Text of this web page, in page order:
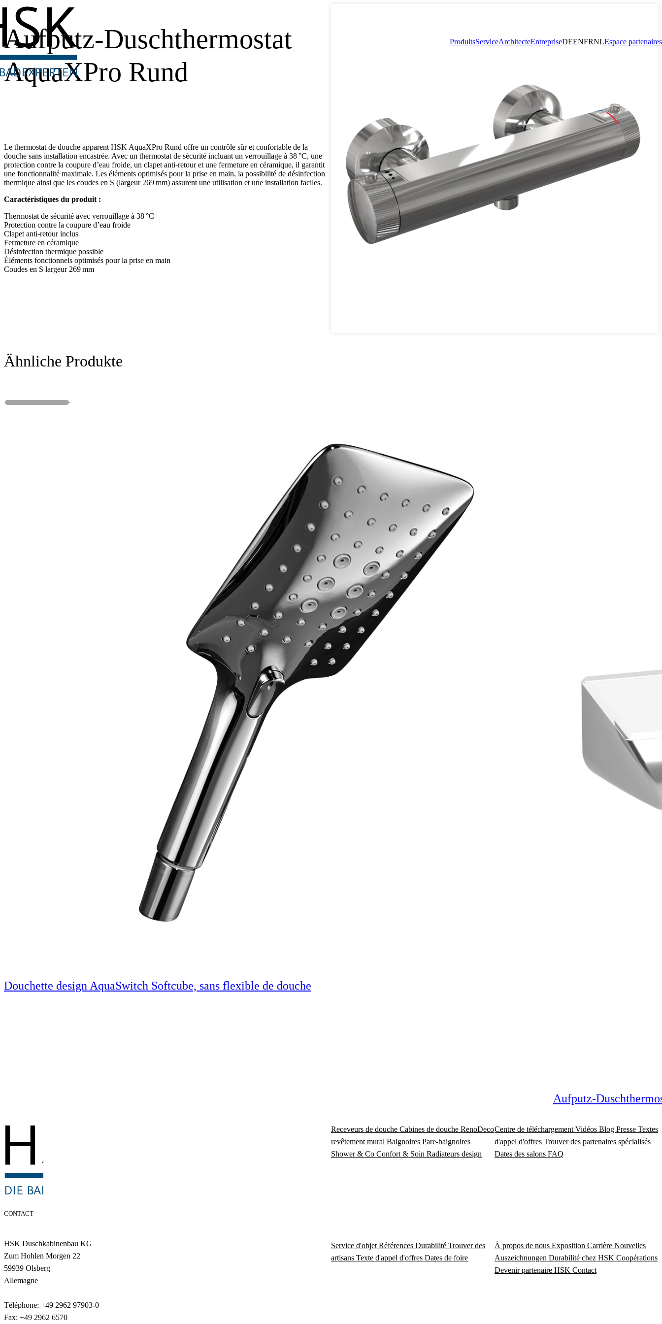
ProduitsServiceArchitecteEntrepriseDEENFRNLEspace partenaires
Aufputz-Duschthermostat
AquaXPro Rund
Le thermostat de douche apparent HSK AquaXPro Rund offre un contrôle sûr et confortable de la
douche sans installation encastrée. Avec un thermostat de sécurité incluant un verrouillage à 38 °C, une
protection contre la coupure d’eau froide, un clapet anti-retour et une fermeture en céramique, il garantit
une fonctionnalité maximale. Les éléments optimisés pour la prise en main, la possibilité de désinfection
thermique ainsi que les coudes en S (largeur 269 mm) assurent une utilisation et une installation faciles.
Caractéristiques du produit :
Thermostat de sécurité avec verrouillage à 38 °C
Protection contre la coupure d’eau froide
Clapet anti-retour inclus
Fermeture en céramique
Désinfection thermique possible
Éléments fonctionnels optimisés pour la prise en main
Coudes en S largeur 269 mm
Ähnliche Produkte
Douchette design AquaSwitch Softcube, sans flexible de douche
Aufputz-
CONTACT
HSK Duschkabinenbau KG
Zum Hohlen Morgen 22
59939 Olsberg
Allemagne
Téléphone: +49 2962 97903-0
Fax: +49 2962 6570
Receveurs de douche Cabines de douche RenoDeco
revêtement mural Baignoires Pare-baignoires
Shower & Co Confort & Soin Radiateurs design
Centre de téléchargement Vidéos Blog Presse Textes
d'appel d'offres Trouver des partenaires spécialisés
Dates des salons FAQ
Service d'objet Références Durabilité Trouver des
artisans Texte d'appel d'offres Dates de foire
À propos de nous Exposition Carrière Nouvelles
Auszeichnungen Durabilité chez HSK Coopérations
Devenir partenaire HSK Contact